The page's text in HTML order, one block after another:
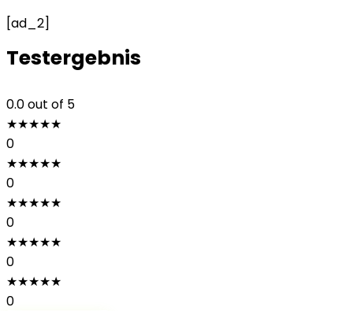
[ad_2]
Testergebnis
0.0out of 5
★★★★★
0
★★★★★
0
★★★★★
0
★★★★★
0
★★★★★
0